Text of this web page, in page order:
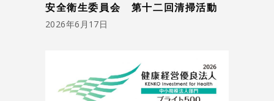
安全衛生委員会 第十二回清掃活動
2026年6月17日